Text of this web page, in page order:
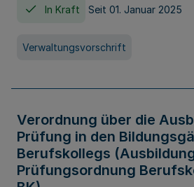
In Kraft Seit 01. Januar 2025
Verwaltungsvorschrift
Verordnung über die
Prüfung in den
Berufskollegs
Prüfungsordnung